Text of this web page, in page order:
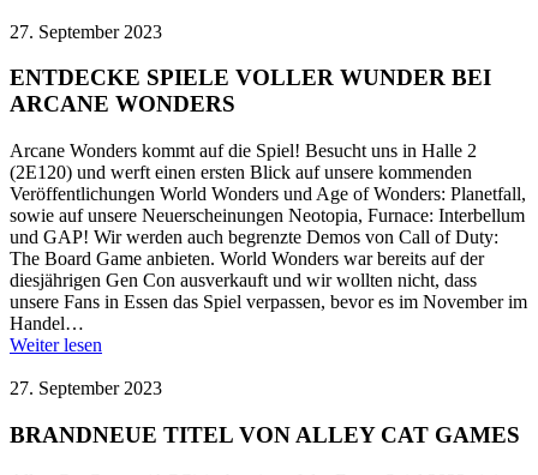
27. September 2023
ENTDECKE SPIELE VOLLER WUNDER BEI
ARCANE WONDERS
Arcane Wonders kommt auf die Spiel! Besucht uns in Halle 2
(2E120) und werft einen ersten Blick auf unsere kommenden
Veröffentlichungen World Wonders und Age of Wonders: Planetfall,
sowie auf unsere Neuerscheinungen Neotopia, Furnace: Interbellum
und GAP! Wir werden auch begrenzte Demos von Call of Duty:
The Board Game anbieten. World Wonders war bereits auf der
diesjährigen Gen Con ausverkauft und wir wollten nicht, dass
unsere Fans in Essen das Spiel verpassen, bevor es im November im
Handel…
Weiter lesen
27. September 2023
BRANDNEUE TITEL VON ALLEY CAT GAMES